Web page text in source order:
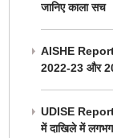
जानिए काला सच
AISHE Reports:
2022-23 और
UDISE
में दाखिले में